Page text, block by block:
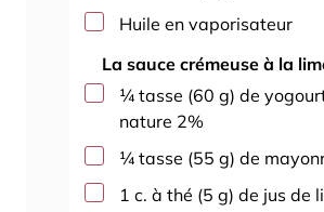
▢
Huile en vaporisateur
La sauce crémeuse à la
▢
¼ tasse (60 g) de
nature 2%
▢
¼ tasse (55 g) de
▢1 c. à thé (5 g) de jus de